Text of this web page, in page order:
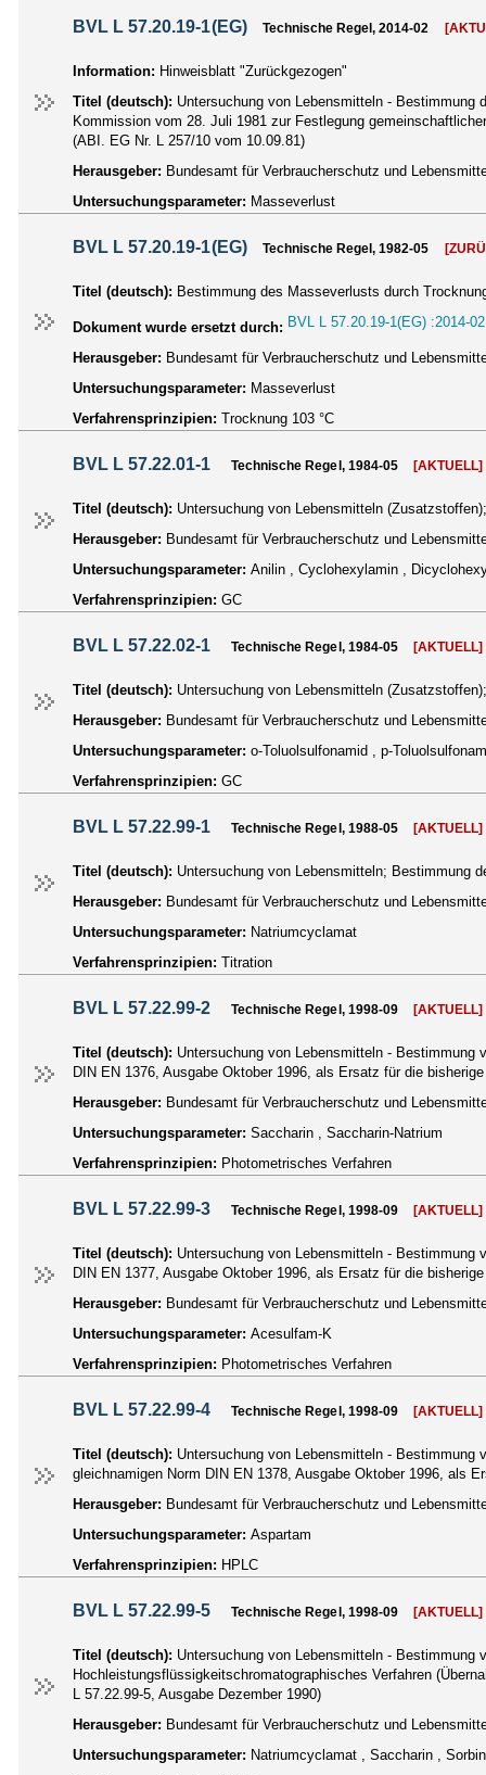
BVL L 57.20.19-1(EG) Technische Regel, 2014-02
Information: Hinweisblatt "Zurückgezogen"
Titel (deutsch): Untersuchung von Lebensmitteln - Bestimmung
Kommission vom 28. Juli 1981 zur Festlegung
(ABI. EG Nr. L 257/10 vom 10.09.81)
Herausgeber: Bundesamt für Verbraucherschutz und
Untersuchungsparameter: Masseverlust
BVL L 57.20.19-1(EG) Technische Regel, 1982-05
Titel (deutsch): Bestimmung des Masseverlusts durch
Dokument wurde ersetzt durch: BVL L 57.20.19-1(EG) :2014-02
Herausgeber: Bundesamt für Verbraucherschutz und
Untersuchungsparameter: Masseverlust
Verfahrensprinzipien: Trocknung 103 °C
BVL L 57.22.01-1 Technische Regel, 1984-05 [AKTUELL]
Titel (deutsch): Untersuchung von Lebensmitteln
Herausgeber: Bundesamt für Verbraucherschutz und
Untersuchungsparameter: Anilin , Cyclohexylamin ,
Verfahrensprinzipien: GC
BVL L 57.22.02-1 Technische Regel, 1984-05 [AKTUELL]
Titel (deutsch): Untersuchung von Lebensmitteln
Herausgeber: Bundesamt für Verbraucherschutz und
Untersuchungsparameter: o-Toluolsulfonamid , p-
Verfahrensprinzipien: GC
BVL L 57.22.99-1 Technische Regel, 1988-05 [AKTUELL]
Titel (deutsch): Untersuchung von Lebensmitteln; Bestimmung
Herausgeber: Bundesamt für Verbraucherschutz und
Untersuchungsparameter: Natriumcyclamat
Verfahrensprinzipien: Titration
BVL L 57.22.99-2 Technische Regel, 1998-09 [AKTUELL]
Titel (deutsch): Untersuchung von Lebensmitteln - Bestimmung
DIN EN 1376, Ausgabe Oktober 1996, als Ersatz für die
Herausgeber: Bundesamt für Verbraucherschutz und
Untersuchungsparameter: Saccharin , Saccharin-Natrium
Verfahrensprinzipien: Photometrisches Verfahren
BVL L 57.22.99-3 Technische Regel, 1998-09 [AKTUELL]
Titel (deutsch): Untersuchung von Lebensmitteln - Bestimmung
DIN EN 1377, Ausgabe Oktober 1996, als Ersatz für die
Herausgeber: Bundesamt für Verbraucherschutz und
Untersuchungsparameter: Acesulfam-K
Verfahrensprinzipien: Photometrisches Verfahren
BVL L 57.22.99-4 Technische Regel, 1998-09 [AKTUELL]
Titel (deutsch): Untersuchung von Lebensmitteln - Bestimmung
gleichnamigen Norm DIN EN 1378, Ausgabe Oktober 1996, als
Herausgeber: Bundesamt für Verbraucherschutz und
Untersuchungsparameter: Aspartam
Verfahrensprinzipien: HPLC
BVL L 57.22.99-5 Technische Regel, 1998-09 [AKTUELL]
Titel (deutsch): Untersuchung von Lebensmitteln -
Hochleistungsflüssigkeitschromatographisches Verfahren
L 57.22.99-5, Ausgabe Dezember 1990)
Herausgeber: Bundesamt für Verbraucherschutz und
Untersuchungsparameter: Natriumcyclamat , Saccharin ,